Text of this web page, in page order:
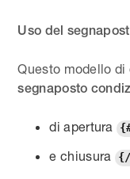
Uso del
Questo modello
segnaposto
di apertura
e chiusura {/